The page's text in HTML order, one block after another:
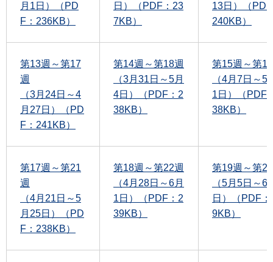
月1日）（PD
F：236KB）
日）（PDF：23
7KB）
13日）（
240KB）
第13週～第17
週
（3月24日～4
月27日）（PD
F：241KB）
第14週～第18週
（3月31日～5月
4日）（PDF：2
38KB）
第15週～第
（4月7日～5
1日）（PDF
38KB）
第17週～第21
週
（4月21日～5
月25日）（PD
F：238KB）
第18週～第22週
（4月28日～6月
1日）（PDF：2
39KB）
第19週～第
（5月5日～6
日）（PDF
9KB）